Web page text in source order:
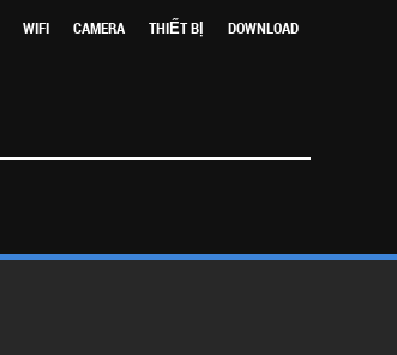
WIFI CAMERA THIẾT BỊ DOWNLOAD